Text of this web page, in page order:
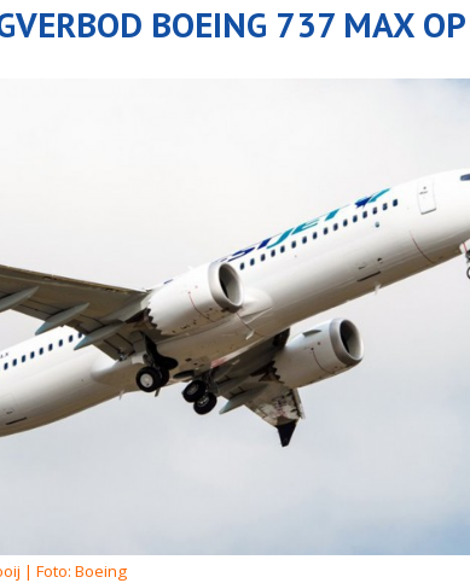
BOEING 737 MAX OP
| Foto: Boeing